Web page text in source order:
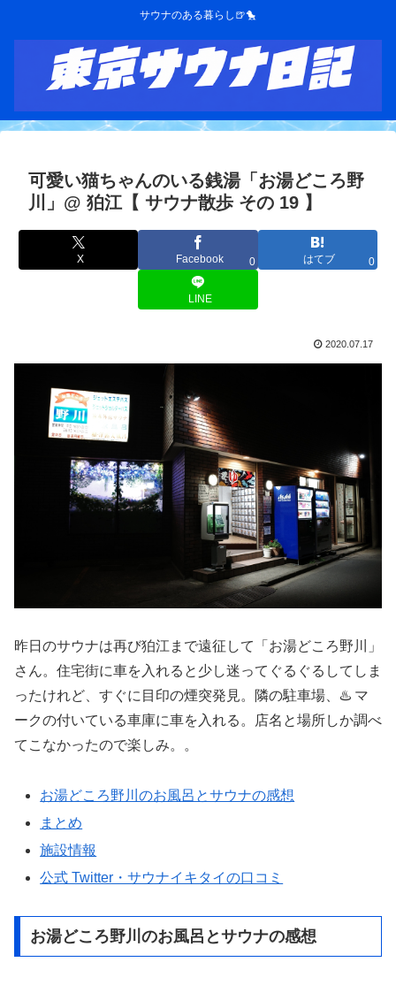
サウナのある暮らし🍺🐤
可愛い猫ちゃんのいる銭湯「お湯どころ野
川」@ 狛江【 サウナ散歩 その 19 】
X Facebook 0 はてブ 0
LINE
2020.07.17
昨日のサウナは再び狛江まで遠征して「お湯どころ野川」
さん。住宅街に車を入れると少し迷ってぐるぐるしてしま
ったけれど、すぐに目印の煙突発見。隣の駐車場、♨️ マ
ークの付いている車庫に車を入れる。店名と場所しか調べ
てこなかったので楽しみ。。
お湯どころ野川のお風呂とサウナの感想
まとめ
施設情報
公式 Twitter・サウナイキタイの口コミ
お湯どころ野川のお風呂とサウナの感想